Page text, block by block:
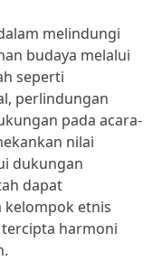
melindungi
budaya melalui
seperti
perlindungan
pada acara-
nilai
dukungan
dapat
kelompok etnis
harmoni